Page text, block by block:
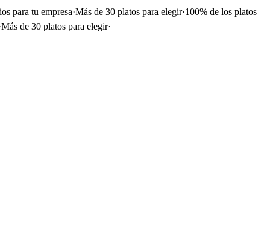
para tu empresa·Más de 30 platos para elegir·100% de los platos
Más de 30 platos para elegir·